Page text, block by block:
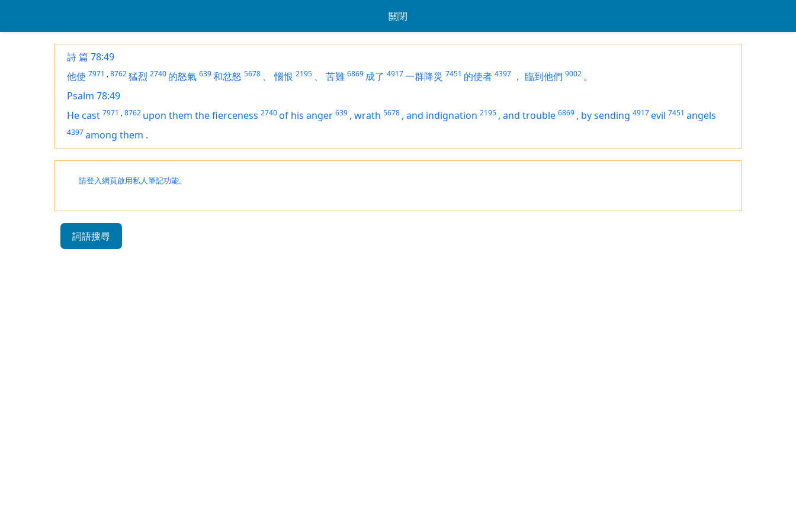
關閉
詩 篇 78:49
他使 7971 ,8762猛烈 2740 的怒氣 639和忿怒 5678 、 惱恨 2195 、 苦難 6869 成了 4917一群降災 7451 的使者 4397 ， 臨到他們 9002 。
Psalm 78:49
He cast 7971 ,8762 upon them the fierceness 2740of his anger 639 , wrath 5678 , and indignation 2195 , and trouble 6869 , by sending 4917evil 7451 angels
4397among them .
請登入網頁啟用私人筆記功能。
詞語搜尋